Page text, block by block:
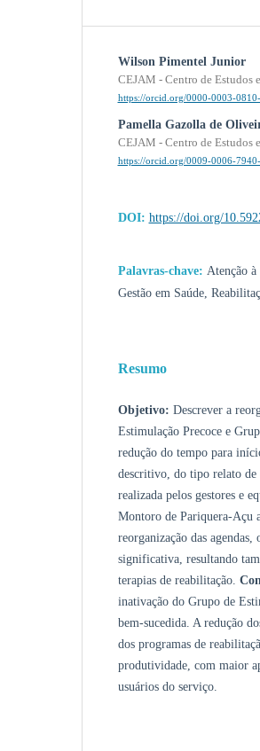
Wilson Pimentel Junior
CEJAM - Centro de Estudos
https://orcid.org/0000-0003-
Pamella Gazolla de
CEJAM - Centro de Estudos
https://orcid.org/0009-0006-
DOI: https://doi.org/
Palavras-chave: Atenção à
Gestão em Saúde,
Resumo
Objetivo: Descrever a
Estimulação Precoce e
redução do tempo para
descritivo, do tipo relato de
realizada pelos gestores e
Montoro de Pariquera-Açu
reorganização das
significativa, resultando
terapias de reabilitação.
inativação do Grupo de
bem-sucedida. A redução
dos programas de
produtividade, com maior
usuários do serviço.